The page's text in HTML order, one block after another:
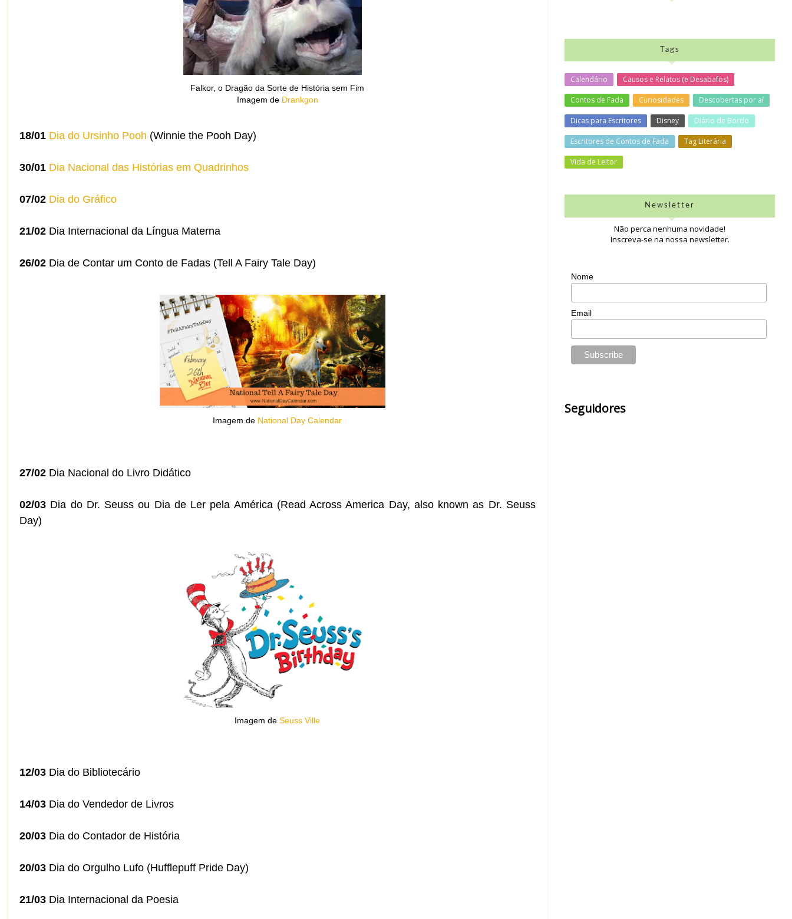
Falkor, o Dragão da Sorte de História sem Fim
Imagem de Drankgon
18/01 Dia do Ursinho Pooh (Winnie the Pooh Day)
30/01 Dia Nacional das Histórias em Quadrinhos
07/02 Dia do Gráfico
21/02 Dia Internacional da Língua Materna
26/02 Dia de Contar um Conto de Fadas (Tell A Fairy Tale Day)
Imagem de National Day Calendar
27/02 Dia Nacional do Livro Didático
02/03 Dia do Dr. Seuss ou Dia de Ler pela América (Read Across America Day, also known as Dr. Seuss
Day)
Imagem deSeuss Ville
12/03 Dia do Bibliotecário
14/03 Dia do Vendedor de Livros
20/03 Dia do Contador de História
20/03 Dia do Orgulho Lufo (Hufflepuff Pride Day)
21/03 Dia Internacional da Poesia
Tags
Calendário Causos e Relatos (e Desabafos)
Contos de Fada Curiosidades Descobertas por aí
Dicas para Escritores Disney Diário de Bordo
Escritores de Contos de Fada Tag Literária
Vida de Leitor
Newsletter
Não perca nenhuma novidade!
Inscreva-se na nossa newsletter.
Nome
Email
Seguidores